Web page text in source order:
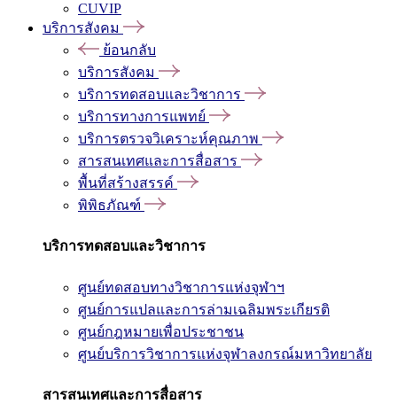
CUVIP
บริการสังคม
ย้อนกลับ
บริการสังคม
บริการทดสอบและวิชาการ
บริการทางการแพทย์
บริการตรวจวิเคราะห์คุณภาพ
สารสนเทศและการสื่อสาร
พื้นที่สร้างสรรค์
พิพิธภัณฑ์
บริการทดสอบและวิชาการ
ศูนย์ทดสอบทางวิชาการแห่งจุฬาฯ
ศูนย์การแปลและการล่ามเฉลิมพระเกียรติ
ศูนย์กฎหมายเพื่อประชาชน
ศูนย์บริการวิชาการแห่งจุฬาลงกรณ์มหาวิทยาลัย
สารสนเทศและการสื่อสาร